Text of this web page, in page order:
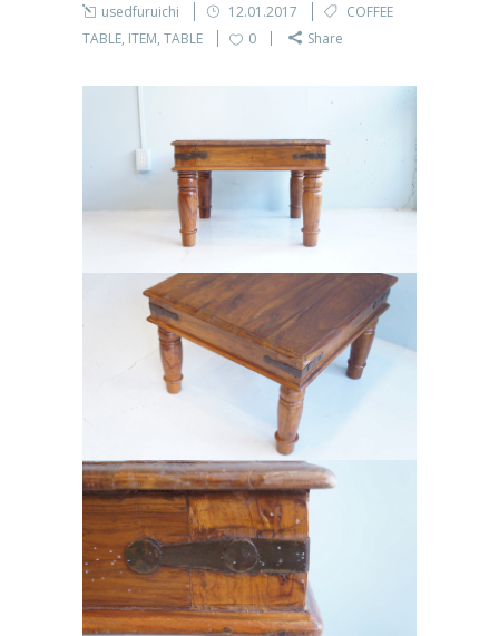
usedfuruichi 12.01.2017
COFFEE
TABLE, ITEM, TABLE 0 Share